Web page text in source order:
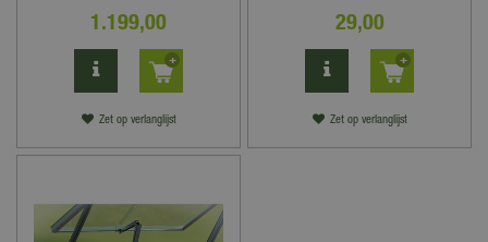
1.199,00
Zet op verlanglijst
29,00
Zet op verlanglijst